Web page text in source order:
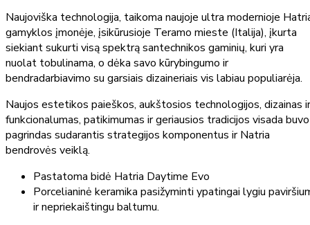
Naujoviška technologija, taikoma naujoje ultra modernioje
gamyklos įmonėje, įsikūrusioje Teramo mieste (Italija), įkurta
siekiant sukurti visą spektrą santechnikos gaminių, kuri yra
nuolat tobulinama, o dėka savo kūrybingumo ir
bendradarbiavimo su garsiais dizaineriais vis labiau populiarėja.
Naujos estetikos paieškos, aukštosios technologijos, dizainas ir
funkcionalumas, patikimumas ir geriausios tradicijos visada buvo
pagrindas sudarantis strategijos komponentus ir Natria
bendrovės veiklą.
Pastatoma bidė Hatria Daytime Evo
Porcelianinė keramika pasižyminti ypatingai lygiu
ir nepriekaištingu baltumu.